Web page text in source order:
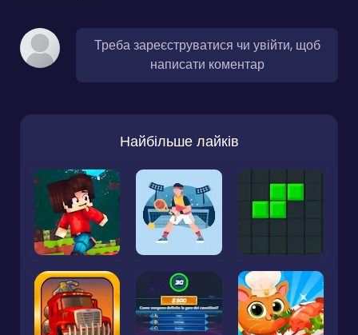
Треба зареєструватися чи увійти, щоб
написати коментар
Найбільше лайків